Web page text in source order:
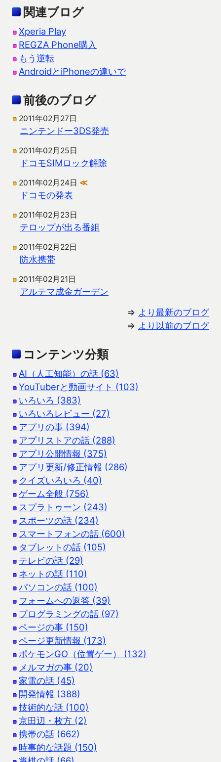
関連ブログ
Xperia Play
REGZA Phone購入
もう逆転
AndroidとiPhoneの違いで
前後のブログ
2011年02月27日
ニンテンドー3DS発売
2011年02月25日
ドコモSIMロック解除
2011年02月24日 ≪
ドコモの発表
2011年02月23日
テロップが出る番組
2011年02月22日
防水携帯
2011年02月21日
アルテマ成金ガーデン
⇒ より最新のブログ
⇒ より以前のブログ
コンテンツ分類
AI（人工知能）の話 (63)
YouTuberと動画サイト (103)
いろいろ (383)
いろいろレビュー (27)
アプリの事 (394)
アプリストアの話 (288)
アプリ公開情報 (375)
アプリ更新/修正情報 (286)
クイズいろいろ (40)
ゲーム全般 (756)
スプラトゥーン (243)
スポーツの話 (234)
スマートフォンの話 (600)
タブレットの話 (105)
テレビの話 (29)
ネットの話 (110)
パソコンの話 (100)
フォームへの返答 (39)
プログラミングの話 (97)
ページの事 (150)
ページ更新情報 (173)
ポケモンGO（位置ゲー） (132)
メルマガの事 (20)
家電の話 (45)
開発情報 (388)
技術的な話 (100)
京田辺・枚方 (2)
携帯の話 (662)
時事的な話題 (150)